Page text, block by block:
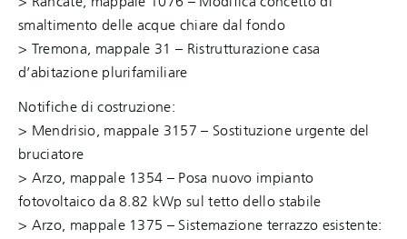
smaltimento delle acque chiare dal fondo
> Tremona, mappale 31 – Ristrutturazione casa
d’abitazione plurifamiliare
Notifiche di costruzione:
> Mendrisio, mappale 3157 – Sostituzione urgente del
bruciatore
> Arzo, mappale 1354 – Posa nuovo impianto
fotovoltaico da 8.82 kWp sul tetto dello stabile
> Arzo, mappale 1375 – Sistemazione terrazzo esistente: